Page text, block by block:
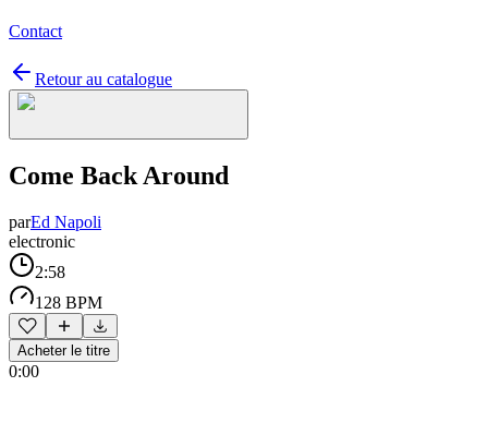
Contact
Retour au catalogue
Come Back Around
parEd Napoli
electronic
2:58
128 BPM
Acheter le titre
0:00